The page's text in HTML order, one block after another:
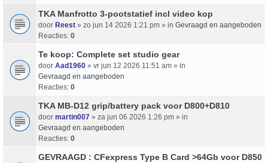
TKA Manfrotto 3-pootstatief incl video kop
door Reest » zo jun 14 2026 1:21 pm » in Gevraagd en aangeboden
Reacties: 0
Te koop: Complete set studio gear
door Aad1960 » vr jun 12 2026 11:51 am » in
Gevraagd en aangeboden
Reacties: 0
TKA MB-D12 grip/battery pack voor D800+D810
door martin007 » za jun 06 2026 1:26 pm » in
Gevraagd en aangeboden
Reacties: 0
GEVRAAGD : CFexpress Type B Card >64Gb voor D850